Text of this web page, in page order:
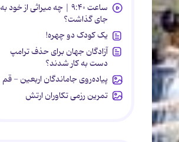
ساعت ۹:۴۰ | چه میراثی از خود به
جای گذاشت؟
یک کودک دو چهره!
آزادگان جهان برای حذف ترامپ
دست به کار شدند؟
پیاده‌روی جاماندگان اربعین - قم
تمرین رزمی تکاوران ارتش